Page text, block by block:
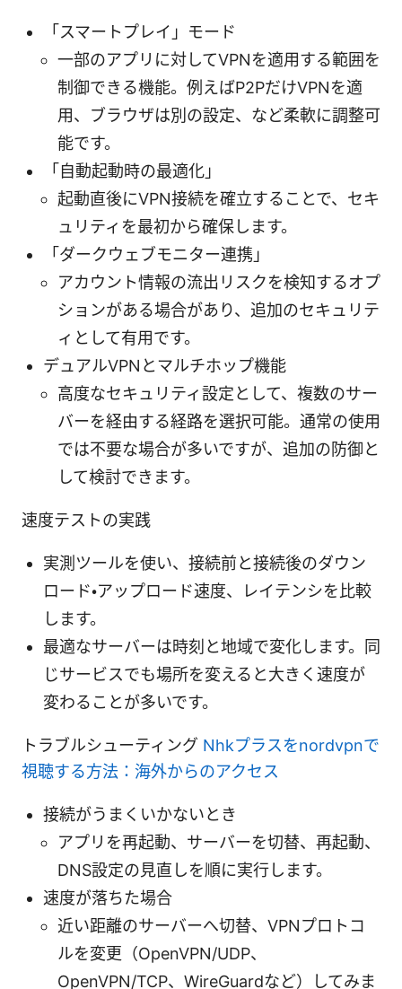
「スマートプレイ」モード
一部のアプリに対してVPNを適用する範囲を
制御できる機能。例えばP2PだけVPNを適
用、ブラウザは別の設定、など柔軟に調整可
能です。
「自動起動時の最適化」
起動直後にVPN接続を確立することで、セキ
ュリティを最初から確保します。
「ダークウェブモニター連携」
アカウント情報の流出リスクを検知するオプ
ションがある場合があり、追加のセキュリテ
ィとして有用です。
デュアルVPNとマルチホップ機能
高度なセキュリティ設定として、複数のサー
バーを経由する経路を選択可能。通常の使用
では不要な場合が多いですが、追加の防御と
して検討できます。
速度テストの実践
実測ツールを使い、接続前と接続後のダウン
ロード・アップロード速度、レイテンシを比較
します。
最適なサーバーは時刻と地域で変化します。同
じサービスでも場所を変えると大きく速度が
変わることが多いです。
トラブルシューティング Nhkプラスをnordvpnで
視聴する方法：海外からのアクセス
接続がうまくいかないとき
アプリを再起動、サーバーを切替、再起動、
DNS設定の見直しを順に実行します。
速度が落ちた場合
近い距離のサーバーへ切替、VPNプロトコ
ルを変更（OpenVPN/UDP、
OpenVPN/TCP、WireGuardなど）してみま